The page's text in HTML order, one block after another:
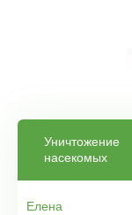
Уничтожение
насекомых
Елена